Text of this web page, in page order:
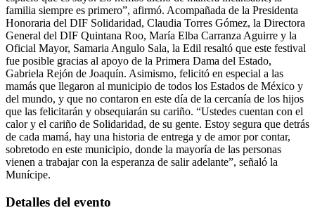
familia siempre es primero”, afirmó. Acompañada de la Presidenta
Honoraria del DIF Solidaridad, Claudia Torres Gómez, la Directora
General del DIF Quintana Roo, María Elba Carranza Aguirre y la
Oficial Mayor, Samaria Angulo Sala, la Edil resaltó que este festival
fue posible gracias al apoyo de la Primera Dama del Estado,
Gabriela Rejón de Joaquín. Asimismo, felicitó en especial a las
mamás que llegaron al municipio de todos los Estados de México y
del mundo, y que no contaron en este día de la cercanía de los hijos
que las felicitarán y obsequiarán su cariño. “Ustedes cuentan con el
calor y el cariño de Solidaridad, de su gente. Estoy segura que detrás
de cada mamá, hay una historia de entrega y de amor por contar,
sobretodo en este municipio, donde la mayoría de las personas
vienen a trabajar con la esperanza de salir adelante”, señaló la
Munícipe.
Detalles del evento